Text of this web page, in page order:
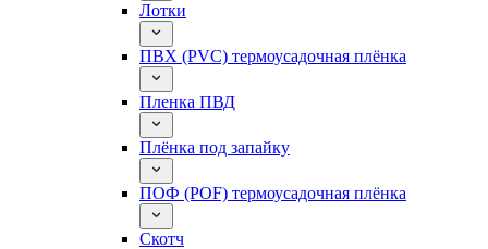
Лотки
ПВХ (PVC) термоусадочная плёнка
Пленка ПВД
Плёнка под запайку
ПОФ (POF) термоусадочная плёнка
Скотч